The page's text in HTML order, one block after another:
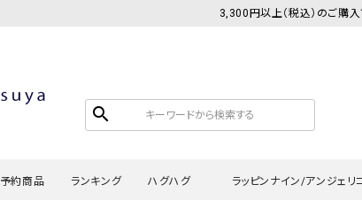
3,300円以上（税込）のご購
search
予約商品 ランキング ハグハグ ラッピンナイン/アンジェリ